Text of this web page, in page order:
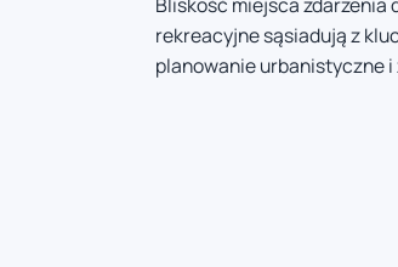
rekreacyjne sąsiadują z
planowanie urbanistyczne